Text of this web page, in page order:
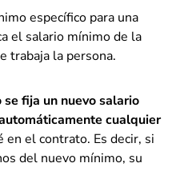
específico para una
el salario mínimo de la
trabaja la persona.
se fija un nuevo salario
cualquier
en el contrato. Es decir, si
del nuevo mínimo, su